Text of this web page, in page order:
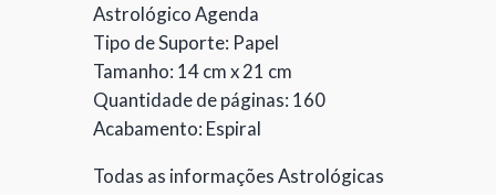
Astrológico Agenda
Tipo de Suporte: Papel
Tamanho: 14 cm x 21 cm
Quantidade de páginas: 160
Acabamento: Espiral
Todas as informações Astrológicas